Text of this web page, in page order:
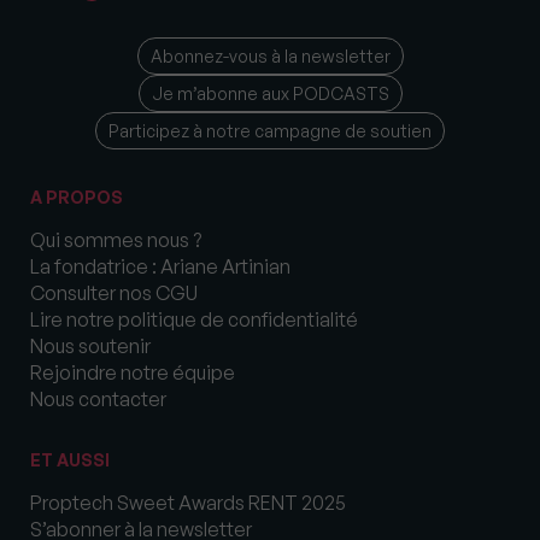
Abonnez-vous à la newsletter
Je m’abonne aux PODCASTS
Participez à notre campagne de soutien
A PROPOS
Qui sommes nous ?
La fondatrice : Ariane Artinian
Consulter nos CGU
Lire notre politique de confidentialité
Nous soutenir
Rejoindre notre équipe
Nous contacter
ET AUSSI
Proptech Sweet Awards RENT 2025
S’abonner à la newsletter